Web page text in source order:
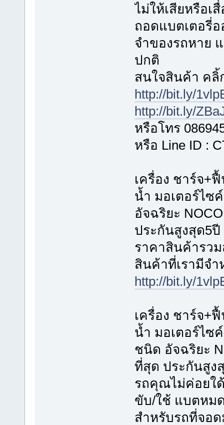
ไม่ให้เสียหรือเ
ถอดแบตเตอรี่
จำของรถหาย
ปกติ
สนใจสินค้า คลิ้
http://bit.ly/
http://bit.ly/
หรือโทร
หรือ Line ID :
เครื่อง ชาร์จ+
น้ำ มอเตอร์ไซ
อัจฉริยะ
ประกันสูงสุด5ปี
ราคาสินค้ารว
สินค้าที่เรามีจ
http://bit.ly/
เครื่อง ชาร์จ+
น้ำ มอเตอร์ไซ
ชนิด อัจฉริยะ
ที่สุด ประกันสูง
รถคุณไม่ค่อยใ
ขับ/ใช้ แบตหม
สำหรับรถที่จอ